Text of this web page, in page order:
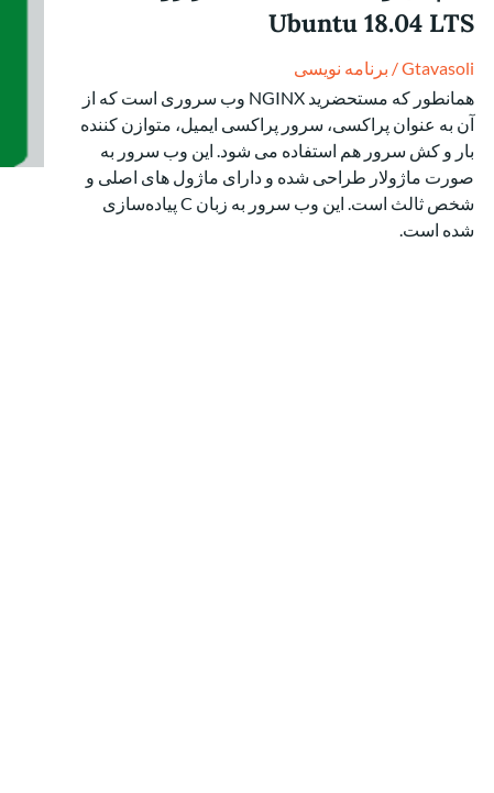
Ubuntu 18.04 LTS
Gtavasoli
/ برنامه نویسی
همانطور که مستحضرید NGINX وب سروری است که از
آن به عنوان پراکسی، سرور پراکسی ایمیل، متوازن کننده
بار و کش سرور هم استفاده می شود. این وب سرور به
صورت ماژولار طراحی شده و دارای ماژول های اصلی و
شخص ثالث است. این وب سرور به زبان C پیاده‌سازی
شده است.